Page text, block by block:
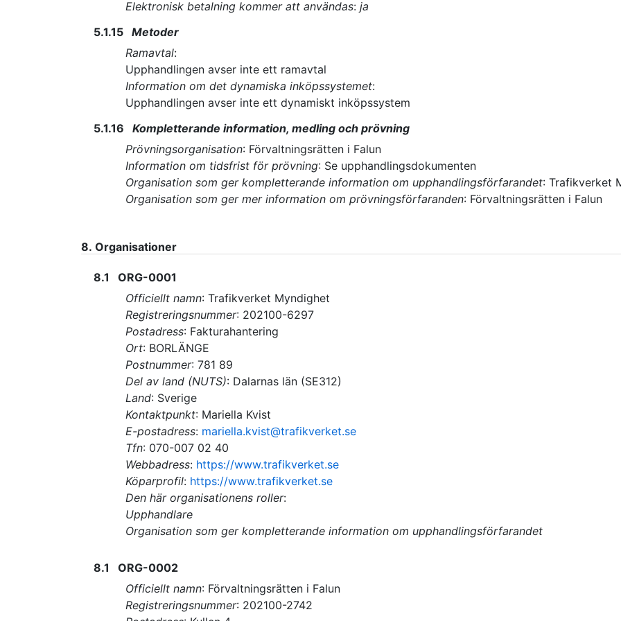
Elektronisk betalning kommer att användas: ja
5.1.15 Metoder
Ramavtal:
Upphandlingen avser inte ett ramavtal
Information om det dynamiska inköpssystemet:
Upphandlingen avser inte ett dynamiskt inköpssystem
5.1.16
Kompletterande information, medling och prövning
Prövningsorganisation: Förvaltningsrätten i Falun
Information om tidsfrist för prövning: Se upphandlingsdokumenten
Organisation som ger kompletterande information om upphandlingsförfarandet: Trafikverket
Organisation som ger mer information om prövningsförfaranden: Förvaltningsrätten i Falun
8. Organisationer
8.1
ORG-0001
Officiellt namn: Trafikverket Myndighet
Registreringsnummer: 202100-6297
Postadress: Fakturahantering
Ort: BORLÄNGE
Postnummer: 781 89
Del av land (NUTS): Dalarnas län (SE312)
Land: Sverige
Kontaktpunkt: Mariella Kvist
E-postadress: mariella.kvist@trafikverket.se
Tfn: 070-007 02 40
Webbadress: https://www.trafikverket.se
Köparprofil: https://www.trafikverket.se
Den här organisationens roller:
Upphandlare
Organisation som ger kompletterande information om upphandlingsförfarandet
8.1
ORG-0002
Officiellt namn: Förvaltningsrätten i Falun
Registreringsnummer: 202100-2742